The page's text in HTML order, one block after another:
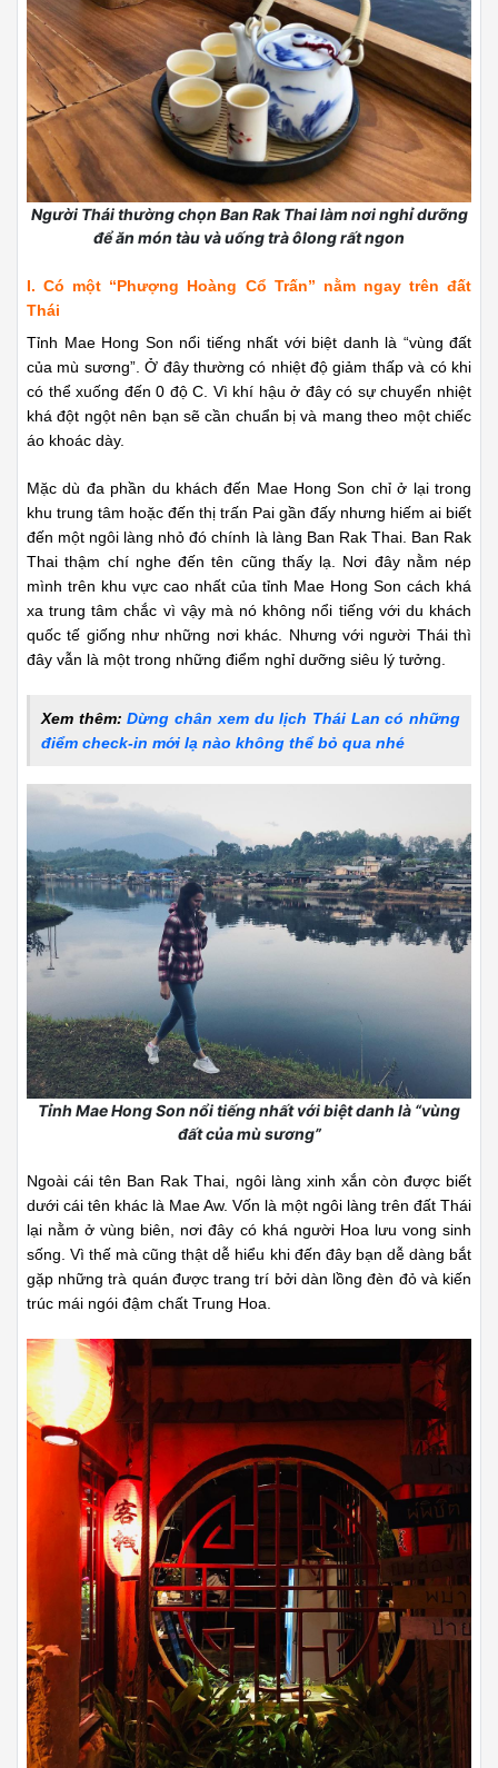
Người Thái thường chọn Ban Rak Thai làm nơi nghỉ dưỡng
để ăn món tàu và uống trà ôlong rất ngon
I.Có một “Phượng Hoàng Cổ Trấn” nằm ngay trên đất
Thái
Tỉnh Mae Hong Son nổi tiếng nhất với biệt danh là “vùng đất
của mù sương”. Ở đây thường có nhiệt độ giảm thấp và có khi
có thể xuống đến 0 độ C. Vì khí hậu ở đây có sự chuyển nhiệt
khá đột ngột nên bạn sẽ cần chuẩn bị và mang theo một chiếc
áo khoác dày.
Mặc dù đa phần du khách đến Mae Hong Son chỉ ở lại trong
khu trung tâm hoặc đến thị trấn Pai gần đấy nhưng hiếm ai biết
đến một ngôi làng nhỏ đó chính là làng Ban Rak Thai. Ban Rak
Thai thậm chí nghe đến tên cũng thấy lạ. Nơi đây nằm nép
mình trên khu vực cao nhất của tỉnh Mae Hong Son cách khá
xa trung tâm chắc vì vậy mà nó không nổi tiếng với du khách
quốc tế giống như những nơi khác. Nhưng với người Thái thì
đây vẫn là một trong những điểm nghỉ dưỡng siêu lý tưởng.
Xem thêm:Dừng chân xem du lịch Thái Lan có những
điểm check-in mới lạ nào không thể bỏ qua nhé
Tỉnh Mae Hong Son nổi tiếng nhất với biệt danh là “vùng
đất của mù sương”
Ngoài cái tên Ban Rak Thai, ngôi làng xinh xắn còn được biết
dưới cái tên khác là Mae Aw. Vốn là một ngôi làng trên đất Thái
lại nằm ở vùng biên, nơi đây có khá người Hoa lưu vong sinh
sống. Vì thế mà cũng thật dễ hiểu khi đến đây bạn dễ dàng bắt
gặp những trà quán được trang trí bởi dàn lồng đèn đỏ và kiến
trúc mái ngói đậm chất Trung Hoa.